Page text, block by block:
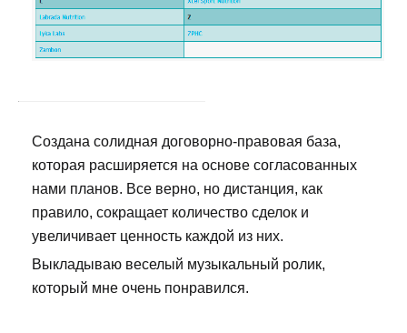
Создана солидная договорно-правовая база,
которая расширяется на основе согласованных
нами планов. Все верно, но дистанция, как
правило, сокращает количество сделок и
увеличивает ценность каждой из них.
Выкладываю веселый музыкальный ролик,
который мне очень понравился.